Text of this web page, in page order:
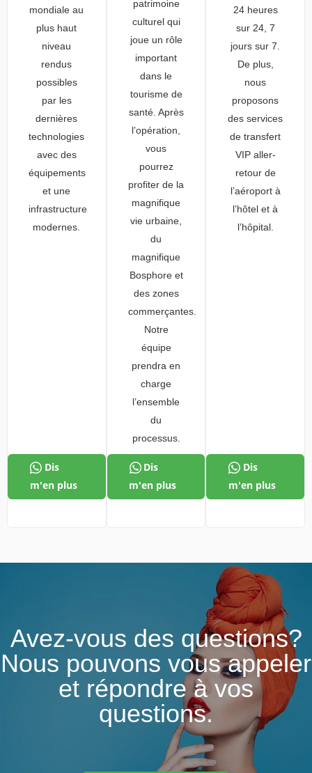
mondiale au
plus haut
niveau
rendus
possibles
par les
dernières
technologies
avec des
équipements
et une
infrastructure
modernes.
Dis
m'en plus
patrimoine
culturel qui
joue un rôle
important
dans le
tourisme de
santé. Après
l’opération,
vous
pourrez
profiter de la
magnifique
vie urbaine,
du
magnifique
Bosphore et
des zones
commerçantes.
Notre
équipe
prendra en
charge
l’ensemble
du
processus.
Dis
m'en plus
24 heures
sur 24, 7
jours sur 7.
De plus,
nous
proposons
des services
de transfert
VIP aller-
retour de
l’aéroport à
l’hôtel et à
l’hôpital.
Dis
m'en plus
Avez-vous des questions?
Nous pouvons vous appeler
et répondre à vos
questions.